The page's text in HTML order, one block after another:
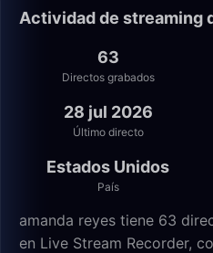
Actividad de streaming
63
Directos grabados
28 jul 2026
Último directo
Estados Unidos
País
amanda reyes tiene 63
en Live Stream Recorder,